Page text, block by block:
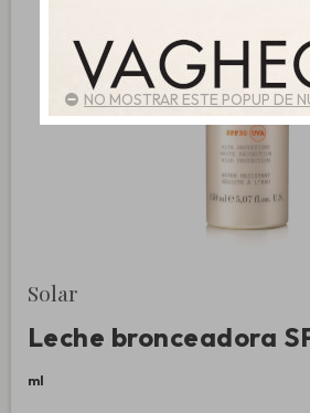
Solar
Leche bronceadora
ml
NO MOSTRAR ESTE POPUP DE